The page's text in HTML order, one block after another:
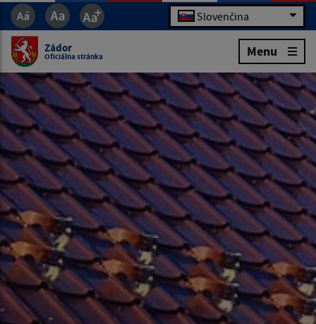
Slovenčina
Zádor
Oficiálna stránka Menu